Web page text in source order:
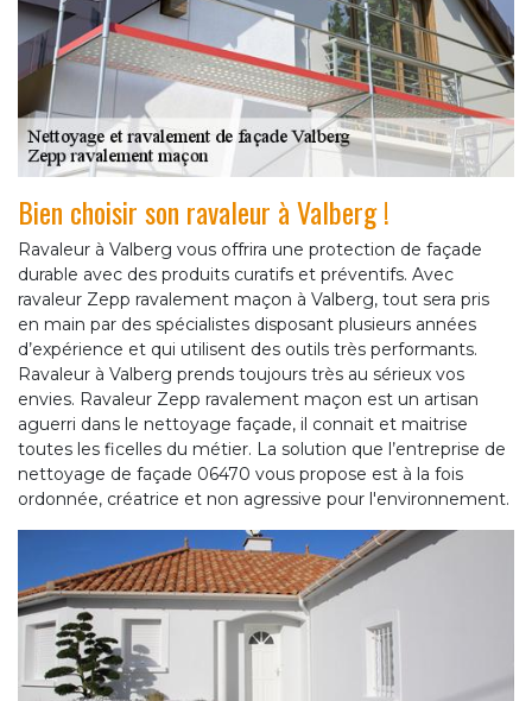
Bien choisir son ravaleur à Valberg !
Ravaleur à Valberg vous offrira une protection de façade
durable avec des produits curatifs et préventifs. Avec
ravaleur Zepp ravalement maçon à Valberg, tout sera pris
en main par des spécialistes disposant plusieurs années
d’expérience et qui utilisent des outils très performants.
Ravaleur à Valberg prends toujours très au sérieux vos
envies. Ravaleur Zepp ravalement maçon est un artisan
aguerri dans le nettoyage façade, il connait et maitrise
toutes les ficelles du métier. La solution que l’entreprise de
nettoyage de façade 06470 vous propose est à la fois
ordonnée, créatrice et non agressive pour l'environnement.